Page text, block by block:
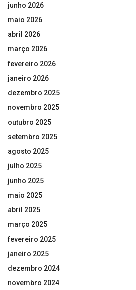
junho 2026
maio 2026
abril 2026
março 2026
fevereiro 2026
janeiro 2026
dezembro 2025
novembro 2025
outubro 2025
setembro 2025
agosto 2025
julho 2025
junho 2025
maio 2025
abril 2025
março 2025
fevereiro 2025
janeiro 2025
dezembro 2024
novembro 2024